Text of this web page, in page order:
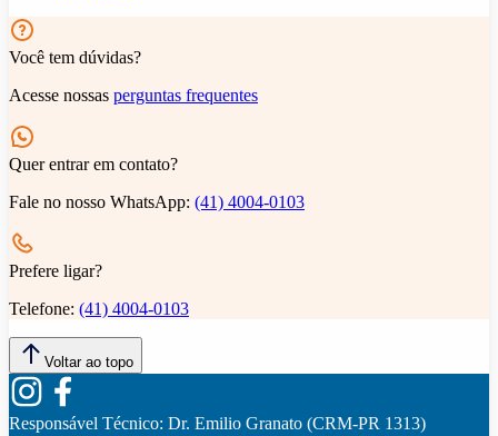
Você tem dúvidas?
Acesse nossas perguntas frequentes
Quer entrar em contato?
Fale no nosso WhatsApp: (41) 4004-0103
Prefere ligar?
Telefone: (41) 4004-0103
Voltar ao topo
Responsável Técnico: Dr. Emilio Granato (CRM-PR 1313)